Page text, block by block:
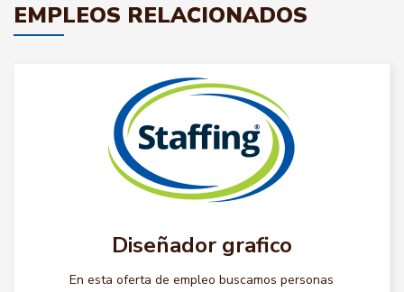
EMPLEOS RELACIONADOS
Diseñador grafico
En esta oferta de empleo buscamos personas